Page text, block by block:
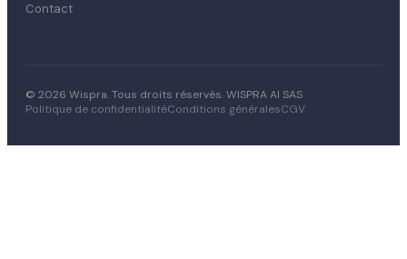
Contact
© 2026 Wispra. Tous droits réservés. WISPRA AI SAS
Politique de confidentialitéConditions généralesCGV